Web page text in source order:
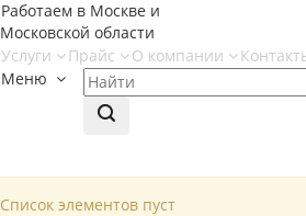
Работаем в Москве и
Московской области
Услуги Прайс О компании
Меню
Список элементов пуст